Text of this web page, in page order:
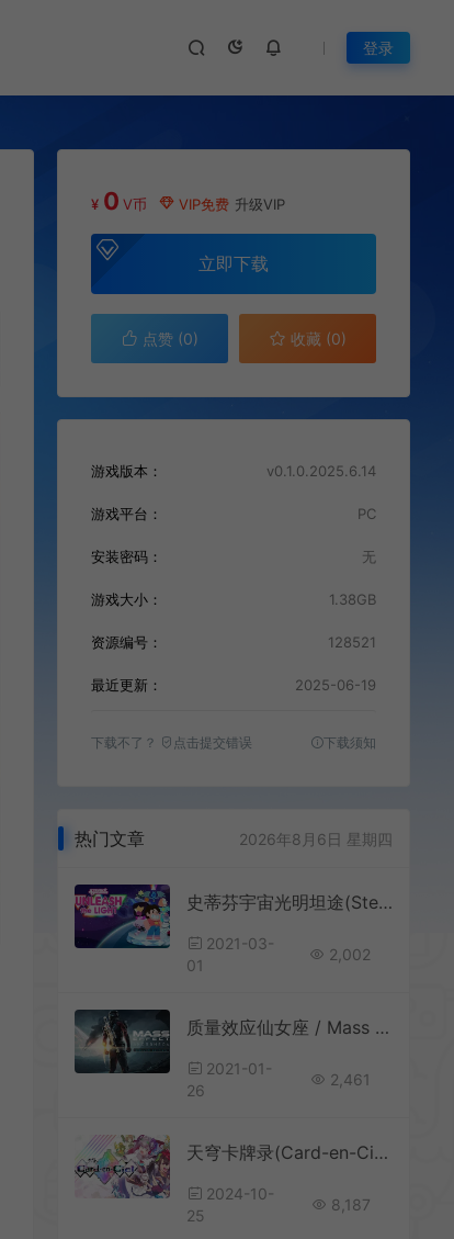
登录
¥ 0 V币 VIP免费 升级VIP
立即下载
点赞 (0) 收藏 (0)
游戏版本： v0.1.0.2025.6.14
游戏平台： PC
安装密码： 无
游戏大小： 1.38GB
资源编号： 128521
最近更新： 2025-06-19
下载不了？ 点击提交错误 下载须知
热门文章 2026年8月6日 星期四
史蒂芬宇宙光明坦途(Steven Universe Unleash the Light)简中|PC|RPG|回合制动作角色扮演游戏
2021-03-
01
2,002
质量效应仙女座 / Mass Effect Andromeda 太空探索冒险RPG游戏
2021-01-
26
2,461
天穹卡牌录(Card-en-Ciel)牌组构筑卡牌战斗RPG游戏|下载
2024-10-
25
8,187